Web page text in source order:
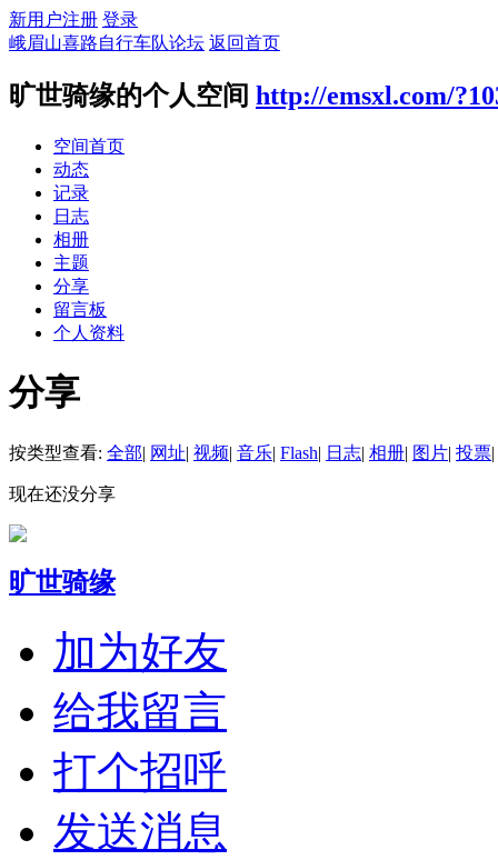
新用户注册 登录
峨眉山喜路自行车队论坛 返回首页
旷世骑缘的个人空间 http://emsxl.com/
空间首页
动态
记录
日志
相册
主题
分享
留言板
个人资料
分享
按类型查看: 全部| 网址| 视频| 音乐| Flash| 日志| 相册| 图片| 投票|
现在还没分享
旷世骑缘
加为好友
给我留言
打个招呼
发送消息